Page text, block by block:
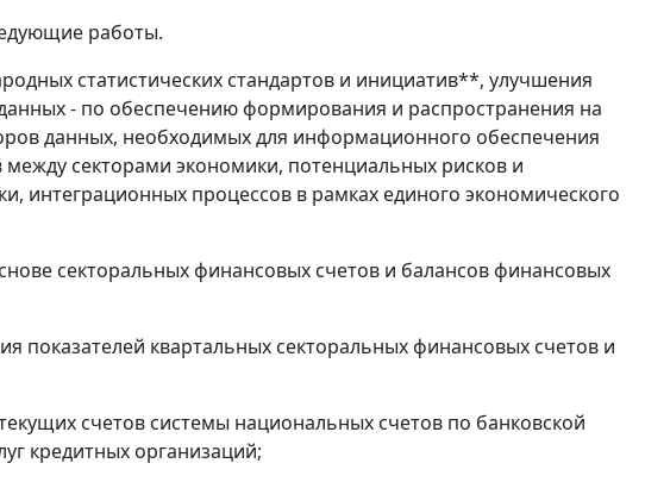
работы.
статистических стандартов и инициатив**, улучшения
- по обеспечению формирования и распространения на
данных, необходимых для информационного обеспечения
секторами экономики, потенциальных рисков и
интеграционных процессов в рамках единого экономического
секторальных финансовых счетов и балансов финансовых
показателей квартальных секторальных финансовых счетов и
счетов системы национальных счетов по банковской
кредитных организаций;